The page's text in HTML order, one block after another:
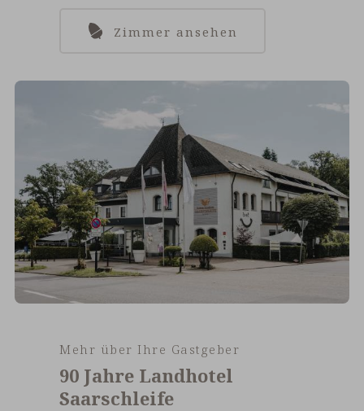
Zimmer ansehen
Mehr über Ihre Gastgeber
90 Jahre Landhotel
Saarschleife